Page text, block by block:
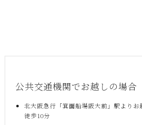
公共交通機関でお越しの場合
北大阪急行「箕面船場阪大前」駅よりお
徒歩10分